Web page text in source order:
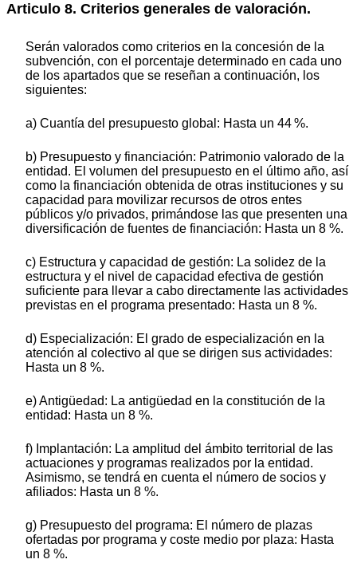
Articulo 8. Criterios generales de valoración.
Serán valorados como criterios en la concesión de la
subvención, con el porcentaje determinado en cada uno
de los apartados que se reseñan a continuación, los
siguientes:
a) Cuantía del presupuesto global: Hasta un 44 %.
b) Presupuesto y financiación: Patrimonio valorado de la
entidad. El volumen del presupuesto en el último año, así
como la financiación obtenida de otras instituciones y su
capacidad para movilizar recursos de otros entes
públicos y/o privados, primándose las que presenten una
diversificación de fuentes de financiación: Hasta un 8 %.
c) Estructura y capacidad de gestión: La solidez de la
estructura y el nivel de capacidad efectiva de gestión
suficiente para llevar a cabo directamente las actividades
previstas en el programa presentado: Hasta un 8 %.
d) Especialización: El grado de especialización en la
atención al colectivo al que se dirigen sus actividades:
Hasta un 8 %.
e) Antigüedad: La antigüedad en la constitución de la
entidad: Hasta un 8 %.
f) Implantación: La amplitud del ámbito territorial de las
actuaciones y programas realizados por la entidad.
Asimismo, se tendrá en cuenta el número de socios y
afiliados: Hasta un 8 %.
g) Presupuesto del programa: El número de plazas
ofertadas por programa y coste medio por plaza: Hasta
un 8 %.